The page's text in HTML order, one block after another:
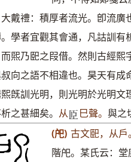
戴禮：積厚者流光。卽流
學者宜觀其會通，凡詁訓
煕乃巸之叚借。然則古經熙
向之語不相違也。昊天有成
旣訓光明，則光明於光明
之甚細矣。 从𦣝巳聲。 與之
(戺) 古文巸，从戶。
階戺。某氏云：